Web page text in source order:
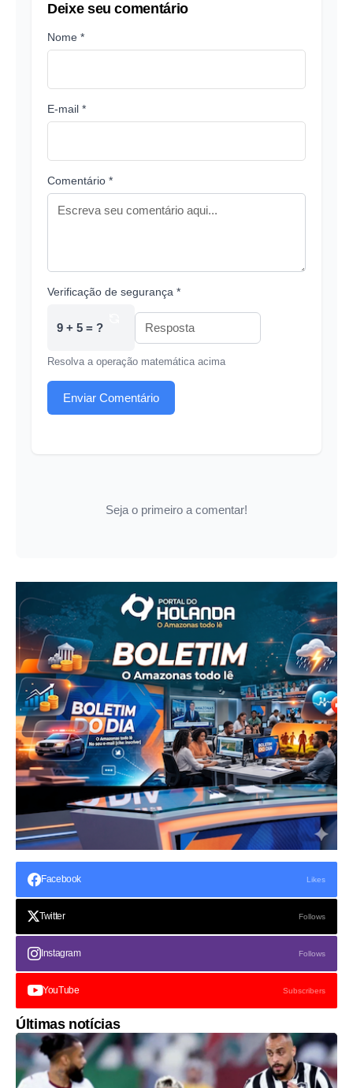
Deixe seu comentário
Nome *
E-mail *
Comentário *
Verificação de segurança *
9 + 5 = ?
Resolva a operação matemática acima
Enviar Comentário
Seja o primeiro a comentar!
Facebook Likes
Twitter Follows
Instagram Follows
YouTube Subscribers
Últimas notícias